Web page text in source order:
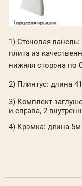
1) Стеновая панель:
плита из
нижняя сторона по
2) Плинтус: длина
3) Комплект
и справа, 2
4) Кромка: длина 5м